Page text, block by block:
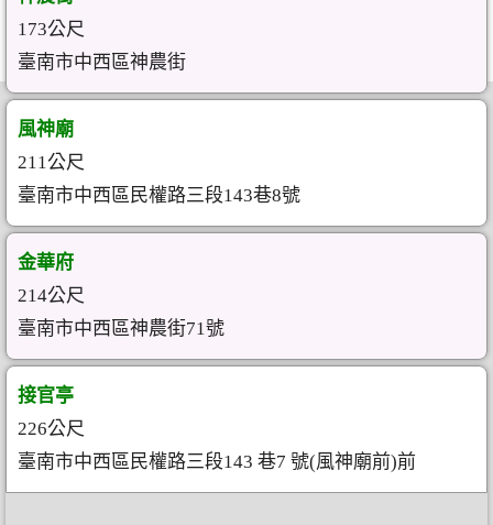
173公尺
臺南市中西區神農街
風神廟
211公尺
臺南市中西區民權路三段143巷8號
金華府
214公尺
臺南市中西區神農街71號
接官亭
226公尺
臺南市中西區民權路三段143 巷7 號(風神廟前)前